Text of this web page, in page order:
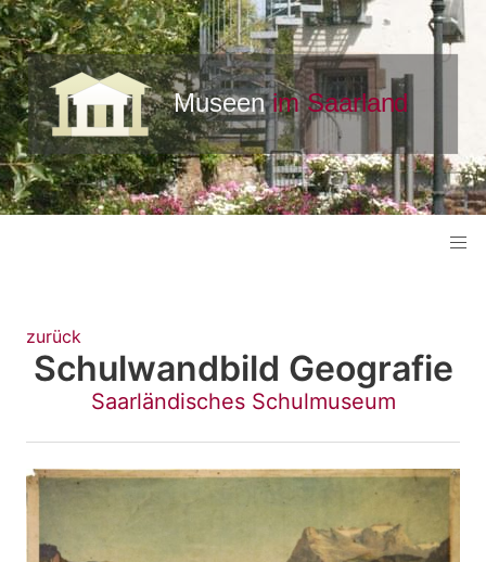
zurück
Schulwandbild Geografie
Saarländisches Schulmuseum